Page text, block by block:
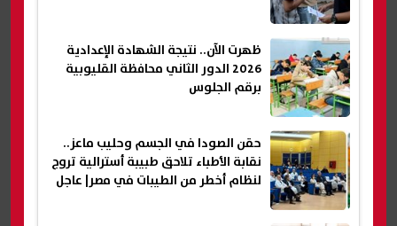
ظهرت الآن.. نتيجة الشهادة الإعدادية
2026 الدور الثاني محافظة القليوبية
برقم الجلوس
حقن الصودا في الجسم وحليب ماعز..
نقابة الأطباء تلاحق طبيبة أسترالية تروج
لنظام أخطر من الطيبات في مصر| عاجل